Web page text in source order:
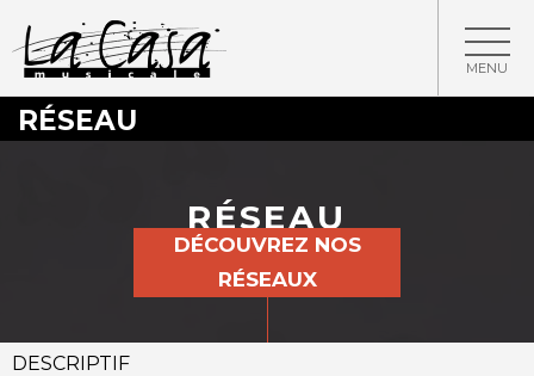
MENU
RÉSEAU
RÉSEAU
DÉCOUVREZ NOS
RÉSEAUX
DESCRIPTIF